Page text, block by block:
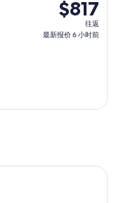
前
$817
往
返,
6
$817
往返
最新报价 6 小时前